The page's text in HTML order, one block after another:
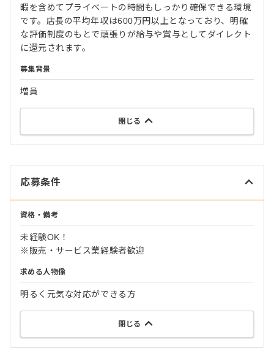
暇を含めてプライベートの時間もしっかり確保できる環境
です。店長の平均年収は600万円以上となっており、明確
な評価制度のもとで頑張りが給与や賞与としてダイレクト
に還元されます。
募集背景
増員
閉じる
応募条件
資格・備考
未経験OK！
※販売・サービス業経験者歓迎
求める人物像
明るく元気な対応ができる方
閉じる